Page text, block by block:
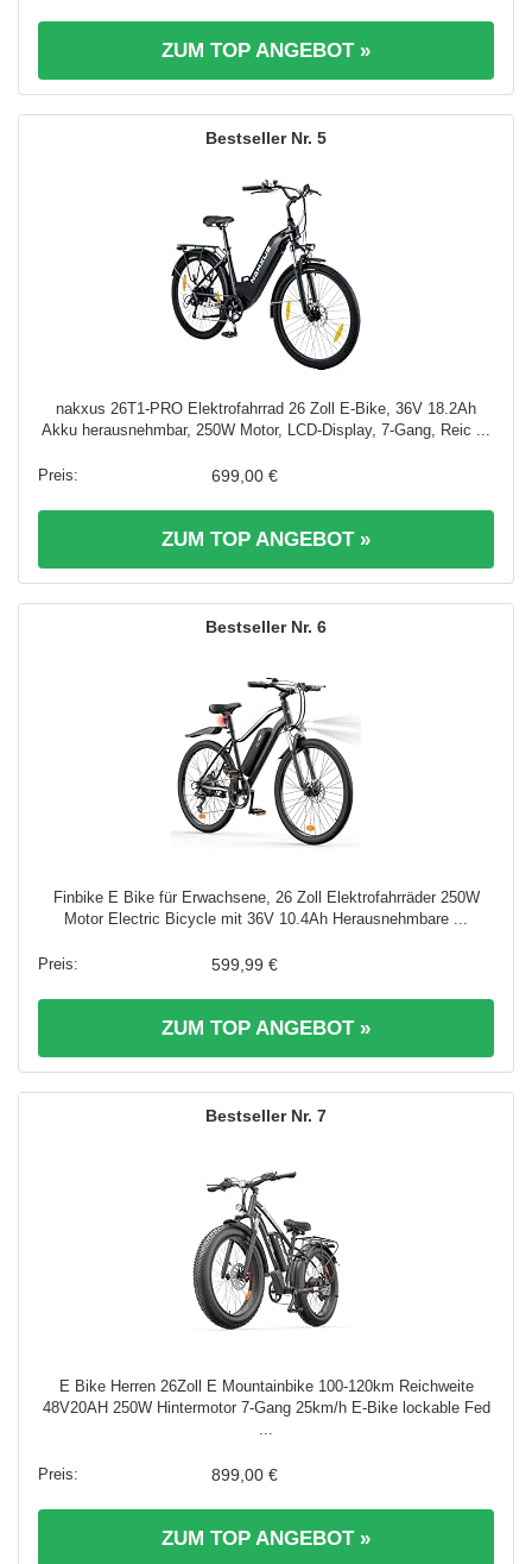
ZUM TOP ANGEBOT »
5
nakxus 26T1-PRO Elektrofahrrad 26 Zoll E-Bike, 36V 18.2Ah
Akku herausnehmbar, 250W Motor, LCD-Display, 7-Gang, Reic ...
699,00 €
ZUM TOP ANGEBOT »
6
Finbike E Bike für Erwachsene, 26 Zoll Elektrofahrräder 250W
Motor Electric Bicycle mit 36V 10.4Ah Herausnehmbare ...
599,99 €
ZUM TOP ANGEBOT »
7
E Bike Herren 26Zoll E Mountainbike 100-120km Reichweite
48V20AH 250W Hintermotor 7-Gang 25km/h E-Bike lockable Fed
...
899,00 €
ZUM TOP ANGEBOT »